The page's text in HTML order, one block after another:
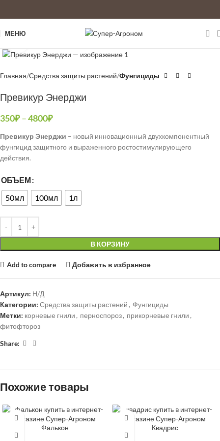
МЕНЮ
Главная Средства защиты растений Фунгициды
Превикур Энерджи
350₽–4800₽
Превикур Энерджи – новый инновационный двухкомпонентный
фунгицид защитного и выраженного ростостимулирующего
действия.
ОБЪЕМ
50мл
100мл 1л
В КОРЗИНУ
Add to compare Добавить в избранное
Артикул: Н/Д
Категории: Средства защиты растений, Фунгициды
Метки: корневые гнили, перноспороз, прикорневые гнили,
фитофтороз
Share:
Похожие товары
Фалькон Квадрис